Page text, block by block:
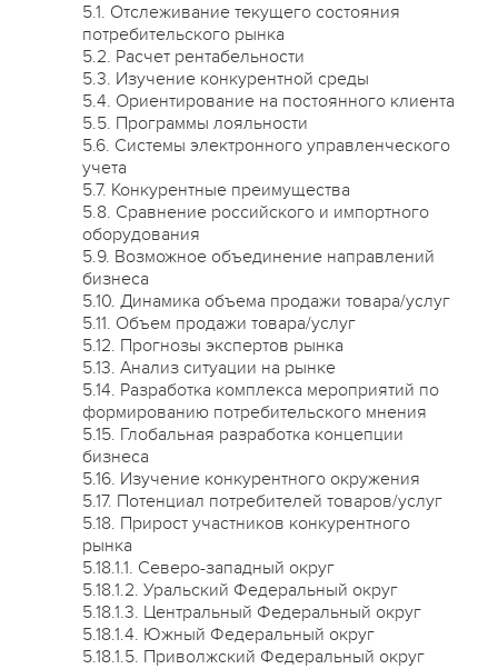
5.1. Отслеживание текущего состояния
потребительского рынка
5.2. Расчет рентабельности
5.3. Изучение конкурентной среды
5.4. Ориентирование на постоянного клиента
5.5. Программы лояльности
5.6. Системы электронного управленческого
учета
5.7. Конкурентные преимущества
5.8. Сравнение российского и импортного
оборудования
5.9. Возможное объединение направлений
бизнеса
5.10. Динамика объема продажи товара/услуг
5.11. Объем продажи товара/услуг
5.12. Прогнозы экспертов рынка
5.13. Анализ ситуации на рынке
5.14. Разработка комплекса мероприятий по
формированию потребительского мнения
5.15. Глобальная разработка концепции
бизнеса
5.16. Изучение конкурентного окружения
5.17. Потенциал потребителей товаров/услуг
5.18. Прирост участников конкурентного
рынка
5.18.1.1. Северо-западный округ
5.18.1.2. Уральский Федеральный округ
5.18.1.3. Центральный Федеральный округ
5.18.1.4. Южный Федеральный округ
5.18.1.5. Приволжский Федеральный округ